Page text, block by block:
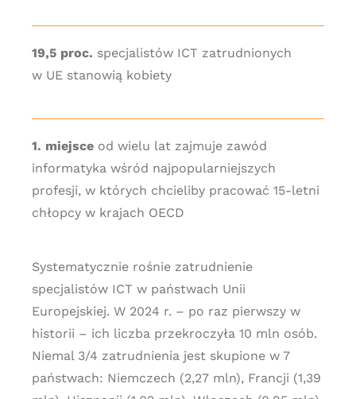
19,5 proc. specjalistów ICT zatrudnionych
w UE stanowią kobiety
1. miejsceod wielu lat zajmuje zawód
informatyka wśród najpopularniejszych
profesji, w których chcieliby pracować 15-letni
chłopcy w krajach OECD
Systematycznie rośnie zatrudnienie
specjalistów ICT w państwach Unii
Europejskiej. W 2024 r. – po raz pierwszy w
historii – ich liczba przekroczyła 10 mln osób.
Niemal 3/4 zatrudnienia jest skupione w 7
państwach: Niemczech (2,27 mln), Francji (1,39